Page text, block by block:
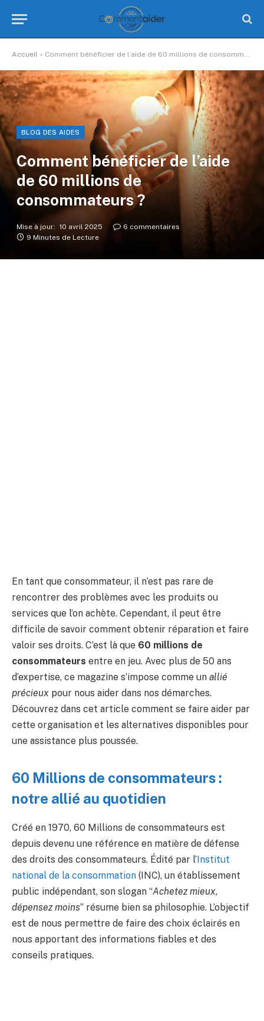
Accueil » Comment bénéficier de l’aide de 60 millions de consommateurs ?
BLOG DES AIDES
Comment bénéficier de l’aide
de 60 millions de
consommateurs ?
Mise à jour: 10 avril 2025
6 commentaires
9 Minutes de Lecture
En tant que consommateur, il n’est pas rare de
rencontrer des problèmes avec les produits ou
services que l’on achète. Cependant, il peut être
difficile de savoir comment obtenir réparation et faire
valoir ses droits. C’est là que 60 millions de
consommateurs entre en jeu. Avec plus de 50 ans
d’expertise, ce magazine s’impose comme un allié
précieux pour nous aider dans nos démarches.
Découvrez dans cet article comment se faire aider par
cette organisation et les alternatives disponibles pour
une assistance plus poussée.
60 Millions de consommateurs :
notre allié au quotidien
Créé en 1970, 60 Millions de consommateurs est
depuis devenu une référence en matière de défense
des droits des consommateurs. Édité par l’ Institut
national de la consommation (INC), un établissement
public indépendant, son slogan “Achetez mieux,
dépensez moins” résume bien sa philosophie. L’objectif
est de nous permettre de faire des choix éclairés en
nous apportant des informations fiables et des
conseils pratiques.